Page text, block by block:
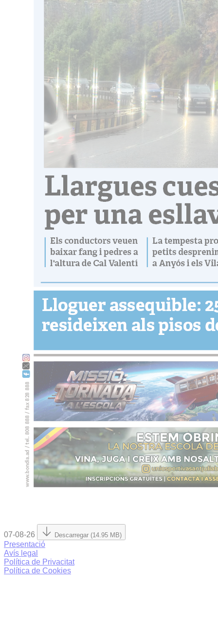
07-08-26 Descarregar (14.95 MB)
Presentació
Avís legal
Política de Privacitat
Política de Cookies